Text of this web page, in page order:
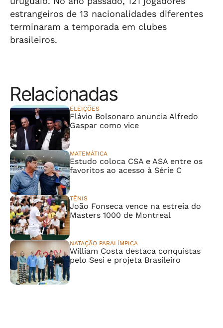
estrangeiros de 13 nacionalidades diferentes
terminaram a temporada em clubes
brasileiros.
Relacionadas
ELEIÇÕES
Flávio Bolsonaro anuncia Alfredo
Gaspar como vice
MATEMÁTICA
Estudo coloca CSA e ASA entre os
favoritos ao acesso à Série C
TÊNIS
João Fonseca vence na estreia do
Masters 1000 de Montreal
NATAÇÃO PARALÍMPICA
William Costa destaca conquistas
pelo Sesi e projeta Brasileiro